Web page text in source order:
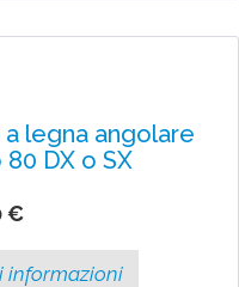
a legna angolare
DX o SX
€
informazioni